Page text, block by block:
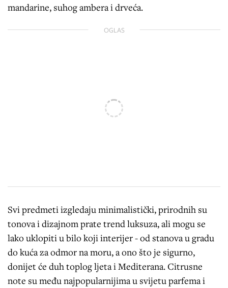
mandarine, suhog ambera i drveća.
OGLAS
Svi predmeti izgledaju minimalistički, prirodnih su
tonova i dizajnom prate trend luksuza, ali mogu se
lako uklopiti u bilo koji interijer - od stanova u gradu
do kuća za odmor na moru, a ono što je sigurno,
donijet će duh toplog ljeta i Mediterana. Citrusne
note su među najpopularnijima u svijetu parfema i